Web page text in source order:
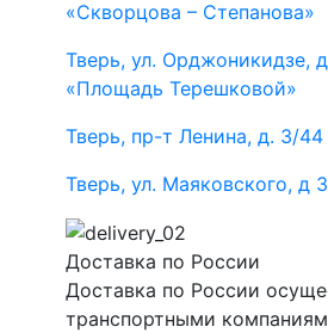
«Скворцова – Степанова»
Тверь, ул. Орджоникидзе,
«Площадь Терешковой»
Тверь, пр-т Ленина, д. 3/44
Тверь, ул. Маяковского, д
Доставка по России
Доставка по России
транспортными